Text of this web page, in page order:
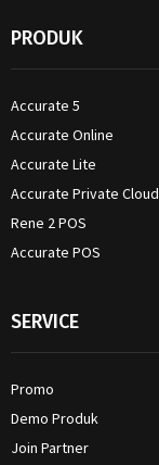
PRODUK
Accurate 5
Accurate Online
Accurate Lite
Accurate Private Cloud
Rene 2 POS
Accurate POS
SERVICE
Promo
Demo Produk
Join Partner